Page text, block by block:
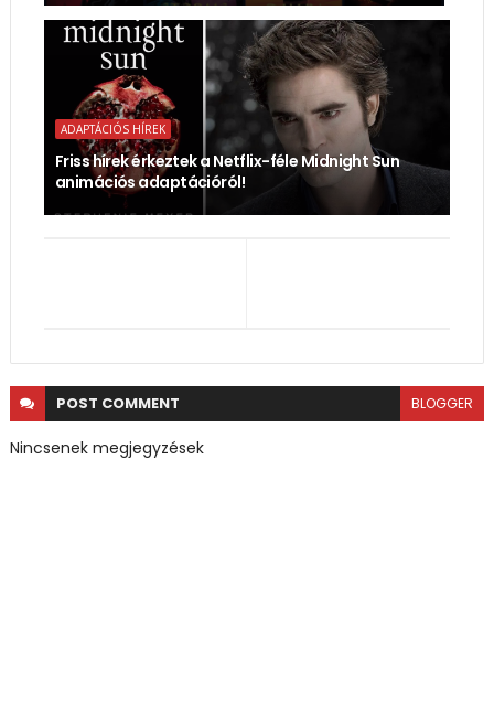
ADAPTÁCIÓS HÍREK
Friss hírek érkeztek a Netflix-féle Midnight Sun
animációs adaptációról!
POST COMMENT BLOGGER
Nincsenek megjegyzések